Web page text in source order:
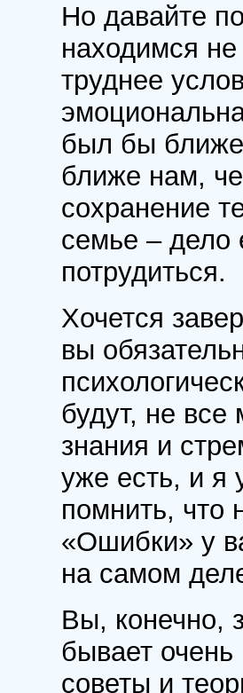
Но давайте
находимся
труднее
был бы ближе
ближе нам,
сохранение
семье – дело
потрудиться.
Хочется
вы
будут, не все
знания и
уже есть, и я
помнить, что
«Ошибки» у
на самом
Вы, конечно,
бывает
советы и